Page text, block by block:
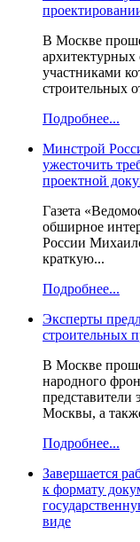
В Москве
архитектурных
участниками
строительных
Подробнее...
Минстрой
ужесточить
проектной
Газета
обширное
России
краткую...
Подробнее...
Эксперты
строительных
В Москве
народного
представители
Москвы, а
Подробнее...
Завершается
к формату
виде